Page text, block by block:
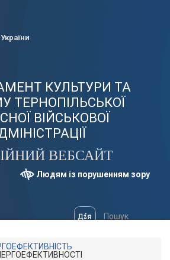
КУЛЬТУРИ ТА
ТЕРНОПІЛЬСЬКОЇ
ВІЙСЬКОВОЇ
ВЕБСАЙТ
Людям із порушенням зору